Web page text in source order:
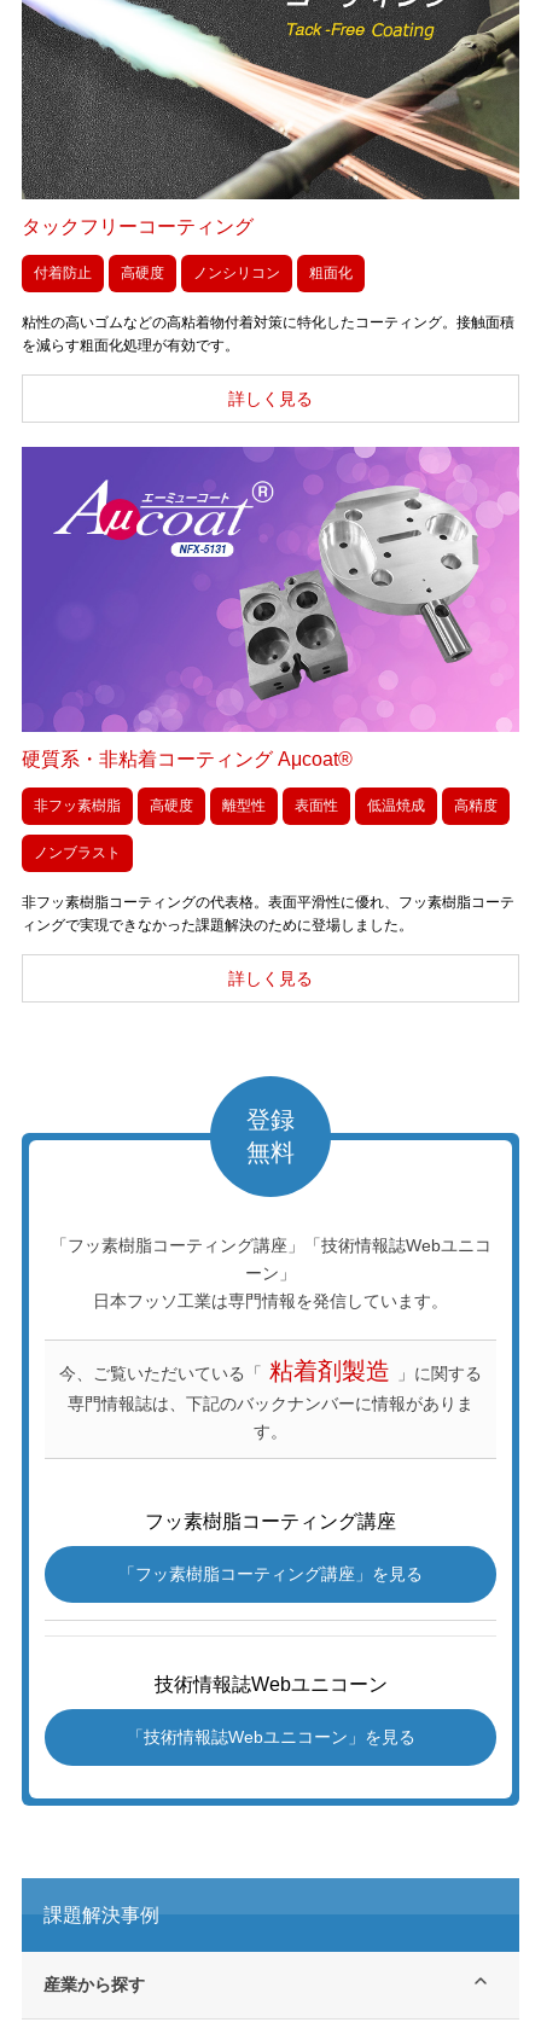
タックフリーコーティング
付着防止 高硬度 ノンシリコン 粗面化
粘性の高いゴムなどの高粘着物付着対策に特化したコーティング。接触面積
を減らす粗面化処理が有効です。
硬質系・非粘着コーティング Aμcoat®
非フッ素樹脂 高硬度 離型性 表面性 低温焼成 高精度
ノンブラスト
非フッ素樹脂コーティングの代表格。表面平滑性に優れ、フッ素樹脂コーテ
ィングで実現できなかった課題解決のために登場しました。
登録
無料
「フッ素樹脂コーティング講座」「技術情報誌Webユニコ
ーン」
日本フッソ工業は専門情報を発信しています。
今、ご覧いただいている「 粘着剤製造
」に関する
専門情報誌は、下記のバックナンバーに情報がありま
す。
フッ素樹脂コーティング講座
「フッ素樹脂コーティング講座」を見る
技術情報誌Webユニコーン
「技術情報誌Webユニコーン」を見る
課題解決事例
産業から探す